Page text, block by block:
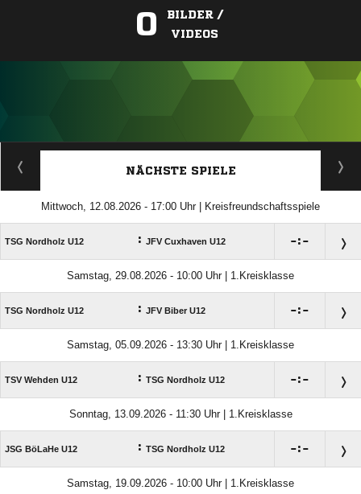
0
BILDER /
VIDEOS
ANZEIGE
NÄCHSTE SPIELE
Mittwoch, 12.08.2026 - 17:00 Uhr | Kreisfreundschaftsspiele
TSG Nordholz U12 : JFV Cuxhaven U12 :
Samstag, 29.08.2026 - 10:00 Uhr | 1.Kreisklasse
TSG Nordholz U12 : JFV Biber U12 :
Samstag, 05.09.2026 - 13:30 Uhr | 1.Kreisklasse
TSV Wehden U12 : TSG Nordholz U12 :
Sonntag, 13.09.2026 - 11:30 Uhr | 1.Kreisklasse
JSG BöLaHe U12 : TSG Nordholz U12 :
Samstag, 19.09.2026 - 10:00 Uhr | 1.Kreisklasse